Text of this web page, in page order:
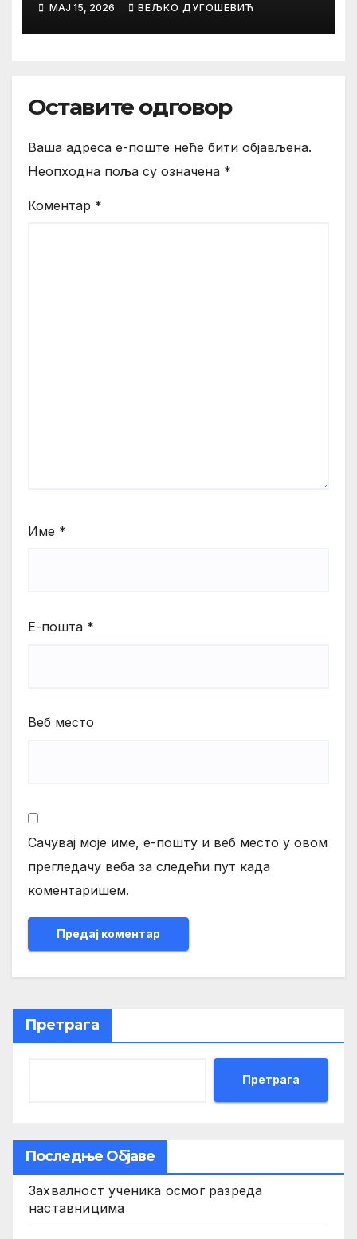
МАЈ 15, 2026 ВЕЉКО ДУГОШЕВИЋ
Оставите одговор
Ваша адреса е-поште неће бити објављена.
Неопходна поља су означена *
Коментар *
Име *
Е-пошта *
Веб место
Сачувај моје име, е-пошту и веб место у овом
прегледачу веба за следећи пут када
коментаришем.
Претрага
Претрага
Последње Објаве
Захвалност ученика осмог разреда
наставницима